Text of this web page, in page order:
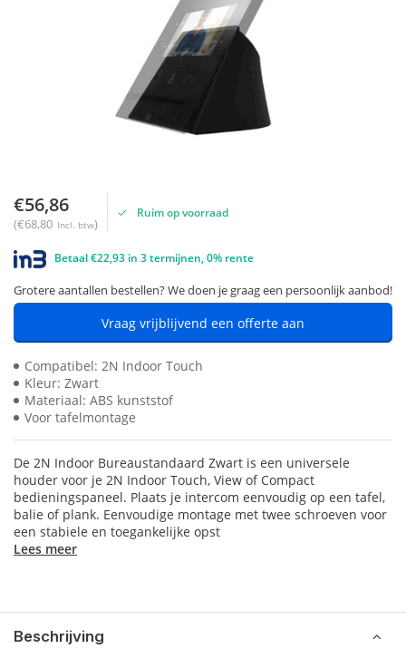
€56,86
(€68,80 Incl. btw)
Ruim op voorraad
Betaal €22,93 in 3 termijnen, 0% rente
Grotere aantallen bestellen? We doen je graag een persoonlijk aanbod!
Vraag vrijblijvend een offerte aan
Compatibel: 2N Indoor Touch
Kleur: Zwart
Materiaal: ABS kunststof
Voor tafelmontage
De 2N Indoor Bureaustandaard Zwart is een universele
houder voor je 2N Indoor Touch, View of Compact
bedieningspaneel. Plaats je intercom eenvoudig op een tafel,
balie of plank. Eenvoudige montage met twee schroeven voor
een stabiele en toegankelijke opst
Lees meer
Beschrijving